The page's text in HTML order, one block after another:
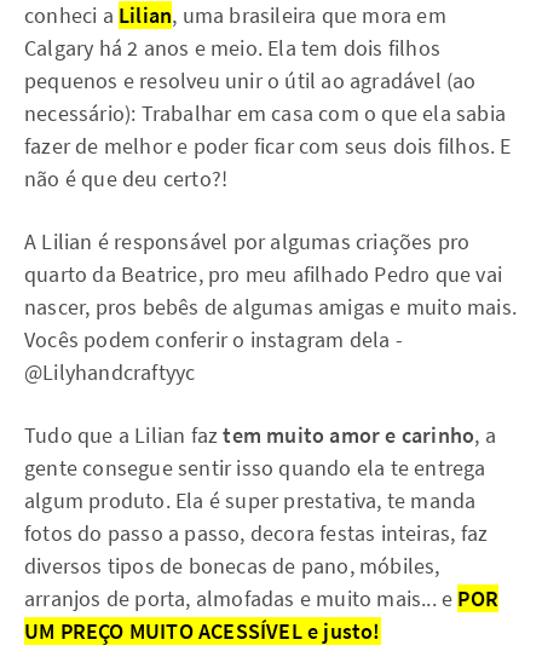
conheci a Lilian, uma brasileira que mora em
Calgary há 2 anos e meio. Ela tem dois filhos
pequenos e resolveu unir o útil ao agradável (ao
necessário): Trabalhar em casa com o que ela sabia
fazer de melhor e poder ficar com seus dois filhos. E
não é que deu certo?!
A Lilian é responsável por algumas criações pro
quarto da Beatrice, pro meu afilhado Pedro que vai
nascer, pros bebês de algumas amigas e muito mais.
Vocês podem conferir o instagram dela -
@Lilyhandcraftyyc
Tudo que a Lilian faztem muito amor e carinho, a
gente consegue sentir isso quando ela te entrega
algum produto. Ela é super prestativa, te manda
fotos do passo a passo, decora festas inteiras, faz
diversos tipos de bonecas de pano, móbiles,
arranjos de porta, almofadas e muito mais... e POR
UM PREÇO MUITO ACESSÍVEL e justo!